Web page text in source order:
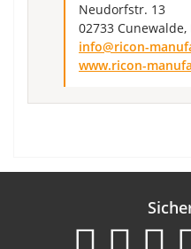
Neudorfstr. 13
02733
info@ricon-
www.ricon-